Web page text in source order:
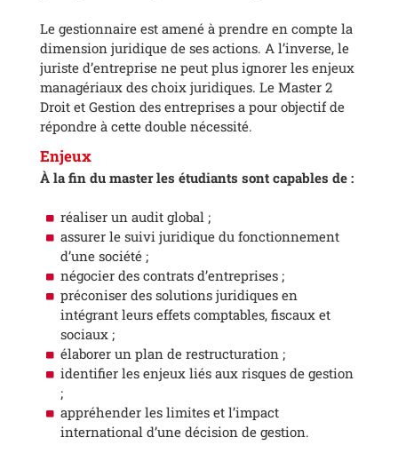
Le gestionnaire est amené à prendre en compte la
dimension juridique de ses actions. A l’inverse, le
juriste d’entreprise ne peut plus ignorer les enjeux
managériaux des choix juridiques. Le Master 2
Droit et Gestion des entreprises a pour objectif de
répondre à cette double nécessité.
Enjeux
À la fin du master les étudiants sont capables de :
réaliser un audit global ;
assurer le suivi juridique du fonctionnement
d’une société ;
négocier des contrats d’entreprises ;
préconiser des solutions juridiques en
intégrant leurs effets comptables, fiscaux et
sociaux ;
élaborer un plan de restructuration ;
identifier les enjeux liés aux risques de gestion
;
appréhender les limites et l’impact
international d’une décision de gestion.